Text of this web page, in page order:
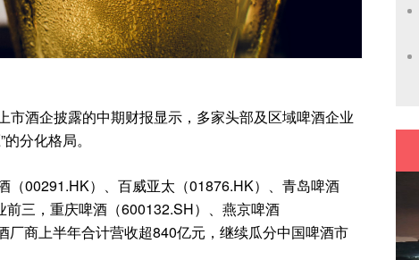
酒企披露的中期财报显示，多家头部及区域啤酒企业
分化格局。
（00291.HK）、百威亚太（01876.HK）、青岛啤酒
前三，重庆啤酒（600132.SH）、燕京啤酒
厂商上半年合计营收超840亿元，继续瓜分中国啤酒市